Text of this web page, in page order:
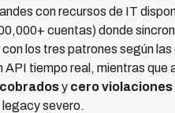
con recursos de IT
cuentas) donde
los tres patrones según
API tiempo real, mientras
y cero
severo.